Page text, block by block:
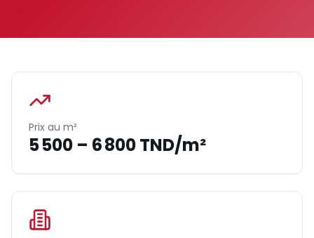
Prix au m²
5 500 – 6 800 TND/m²